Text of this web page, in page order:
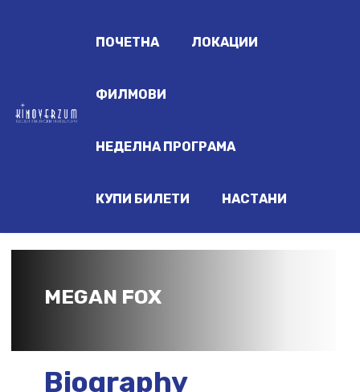
ПОЧЕТНА ЛОКАЦИИ
ФИЛМОВИ
НЕДЕЛНА ПРОГРАМА
КУПИ БИЛЕТИ НАСТАНИ
MEGAN FOX
Biography